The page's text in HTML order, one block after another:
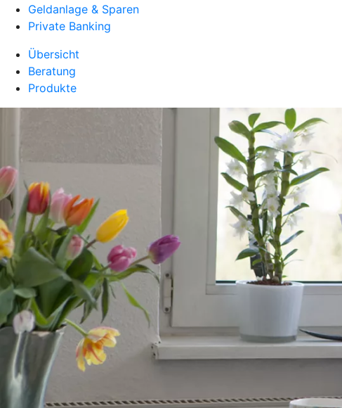
Geldanlage & Sparen
Private Banking
Übersicht
Beratung
Produkte